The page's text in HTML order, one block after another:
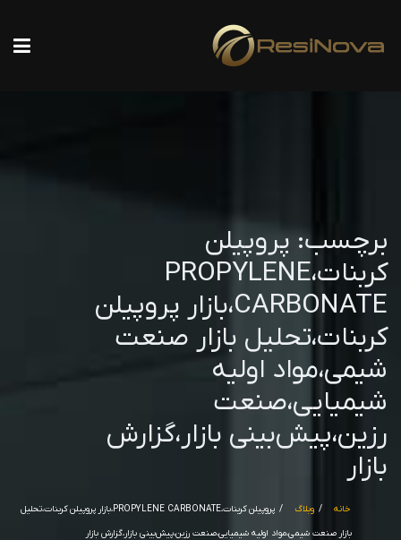
برچسب: پروپیلن
کربنات،PROPYLENE
CARBONATE،بازار پروپیلن
کربنات،تحلیل بازار صنعت
شیمی،مواد اولیه
شیمیایی،صنعت
رزین،پیش‌بینی بازار،گزارش
بازار
خانه وبلاگ پروپیلن کربنات،PROPYLENE CARBONATE،بازار پروپیلن کربنات،تحلیل
بازار صنعت شیمی،مواد اولیه شیمیایی،صنعت رزین،پیش‌بینی بازار،گزارش بازار